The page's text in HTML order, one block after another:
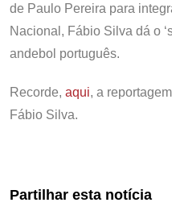
de Paulo Pereira para
Nacional, Fábio Silva dá o
andebol português.
Recorde, aqui, a
Fábio Silva.
Partilhar esta notícia